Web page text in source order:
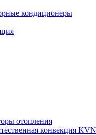
кондиционеры
отопления
конвекция KVN